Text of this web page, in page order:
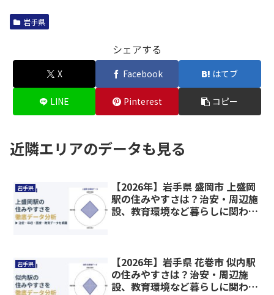
岩手県
シェアする
X Facebook はてブ
LINE Pinterest コピー
近隣エリアのデータも見る
岩手県
【2026年】岩手県 盛岡市 上盛岡
駅の住みやすさは？治安・周辺施
設、教育環境など暮らしに関わる
岩手県
【2026年】岩手県 花巻市 似内駅
の住みやすさは？治安・周辺施
設、教育環境など暮らしに関わる